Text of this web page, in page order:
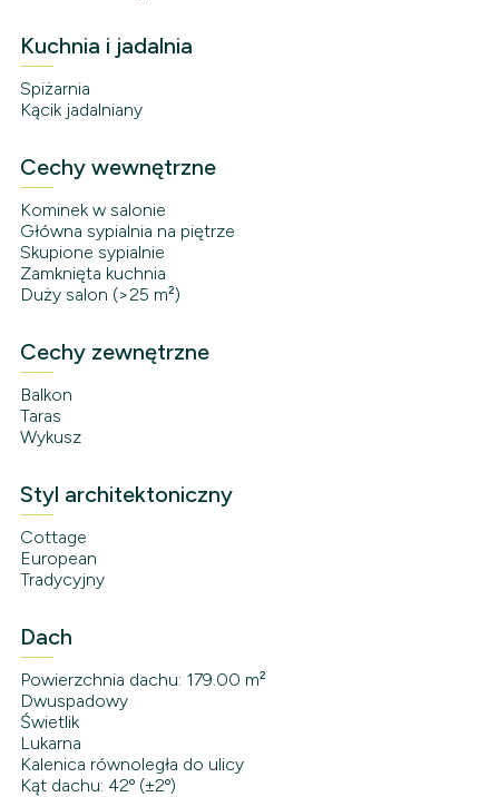
Kuchnia i jadalnia
Spiżarnia
Kącik jadalniany
Cechy wewnętrzne
Kominek w salonie
Główna sypialnia na piętrze
Skupione sypialnie
Zamknięta kuchnia
Duży salon (>25 m²)
Cechy zewnętrzne
Balkon
Taras
Wykusz
Styl architektoniczny
Cottage
European
Tradycyjny
Dach
Powierzchnia dachu: 179.00 m²
Dwuspadowy
Świetlik
Lukarna
Kalenica równoległa do ulicy
Kąt dachu: 42º (±2º)